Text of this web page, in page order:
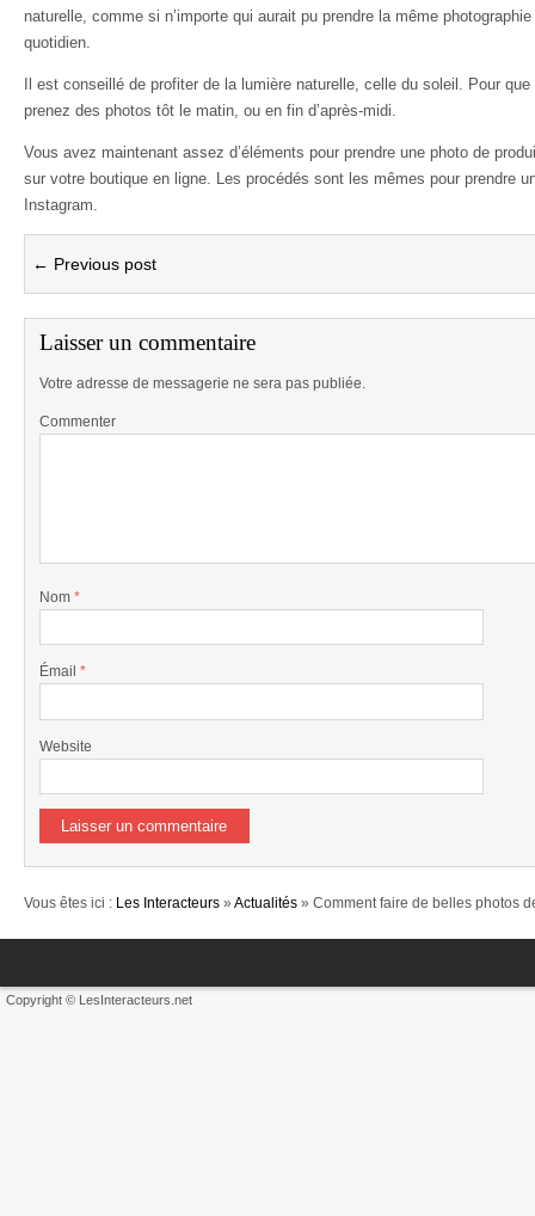
naturelle, comme si n’importe qui aurait pu prendre la même
quotidien.
Il est conseillé de profiter de la lumière naturelle, celle du soleil. Pour
prenez des photos tôt le matin, ou en fin d’après-midi.
Vous avez maintenant assez d’éléments pour prendre une photo de
sur votre boutique en ligne. Les procédés sont les mêmes pour prendre
Instagram.
← Previous post
Laisser un commentaire
Votre adresse de messagerie ne sera pas publiée.
Commenter
Nom *
Émail *
Website
Vous êtes ici : Les Interacteurs » Actualités » Comment faire de belles photos
Copyright © LesInteracteurs.net